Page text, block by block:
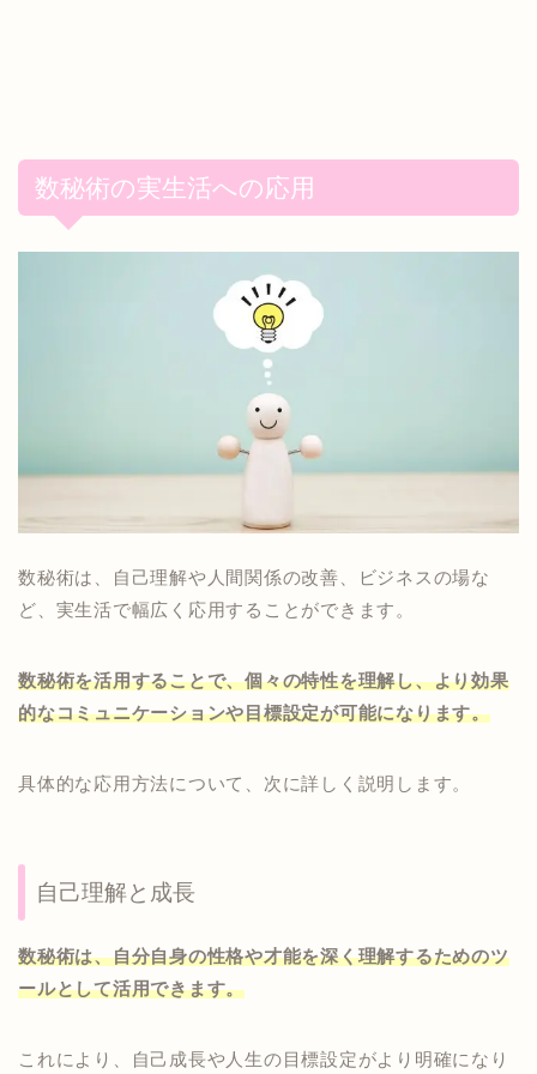
数秘術の実生活への応用
数秘術は、自己理解や人間関係の改善、ビジネスの場な
ど、実生活で幅広く応用することができます。
数秘術を活用することで、個々の特性を理解し、より効果
的なコミュニケーションや目標設定が可能になります。
具体的な応用方法について、次に詳しく説明します。
自己理解と成長
数秘術は、自分自身の性格や才能を深く理解するためのツ
ールとして活用できます。
これにより、自己成長や人生の目標設定がより明確になり